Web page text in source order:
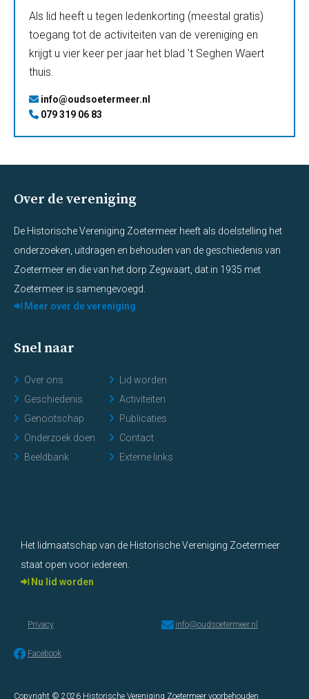
Als lid heeft u tegen ledenkorting (meestal gratis)
toegang tot de activiteiten van de vereniging en
krijgt u vier keer per jaar het blad 't Seghen Waert
thuis.
info@oudsoetermeer.nl
079 319 06 83
Over de vereniging
De Historische Vereniging Zoetermeer heeft als doelstelling het
onderzoeken, uitdragen en behouden van de geschiedenis van
Zoetermeer en die van het dorp Zegwaart, dat in 1935 met
Zoetermeer is samengevoegd.
Meer over de vereniging
Snel naar
Over ons
Geschiedenis
Genootschap
Onderzoek doen
Beeldbank
Lid worden
Activiteiten
Publicaties
Contact
Externe links
Het lidmaatschap van de Historische Vereniging Zoetermeer
staat open voor iedereen.
Nu lid worden
Copyright © 2026 Historische Vereniging Zoetermeer voorbehouden
Privacy info@oudsoetermeer.nl
Facebook